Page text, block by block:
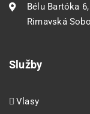
Bélu Bartóka 6,
Rimavská
Služby
Vlasy